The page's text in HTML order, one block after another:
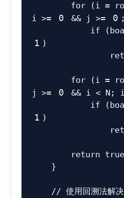
for (i =
i >= 0 && j >= 0 ;
if
(
1 )
for (i =
j >= 0 && i < N ; i
if
(
1 )
return true
}
// 使用回溯法解决